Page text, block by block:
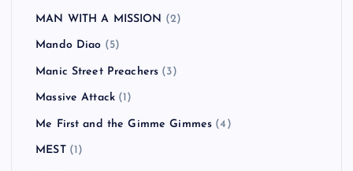
MAN WITH A MISSION (2)
Mando Diao (5)
Manic Street Preachers (3)
Massive Attack (1)
Me First and the Gimme Gimmes (4)
MEST(1)